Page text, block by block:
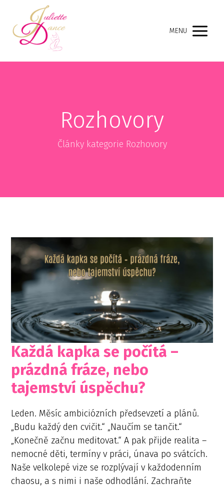
MENU
Rozhovory
Články kategorie Rozhovory
Každá kapka se počítá –
prázdná fráze, nebo
tajemství úspěchu?
Leden. Měsíc ambiciózních předsevzetí a plánů.
„Budu každý den cvičit.“ „Naučím se tančit.“
„Konečně začnu meditovat.“ A pak přijde realita –
nemocné děti, termíny v práci, únava po svátcích.
Naše velkolepé vize se rozplývají v každodenním
chaosu, a s nimi i naše odhodlání. Zachraňte